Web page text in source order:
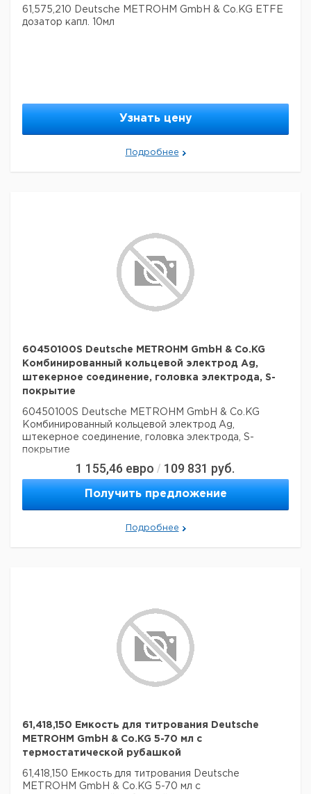
61,575,210 Deutsche METROHM GmbH & Co.KG ETFE
дозатор капл. 10мл
Узнать цену
Подробнее
60450100S Deutsche METROHM GmbH & Co.KG
Комбинированный кольцевой электрод Ag,
штекерное соединение, головка электрода, S-
покрытие
60450100S Deutsche METROHM GmbH & Co.KG
Комбинированный кольцевой электрод Ag,
штекерное соединение, головка электрода, S-
покрытие
1 155,46 евро / 109 831 руб.
Получить предложение
Подробнее
61,418,150 Емкость для титрования Deutsche
METROHM GmbH & Co.KG 5-70 мл с
термостатической рубашкой
61,418,150 Емкость для титрования Deutsche
METROHM GmbH & Co.KG 5-70 мл с